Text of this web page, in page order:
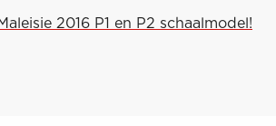
2016 P1 en P2 schaalmodel!